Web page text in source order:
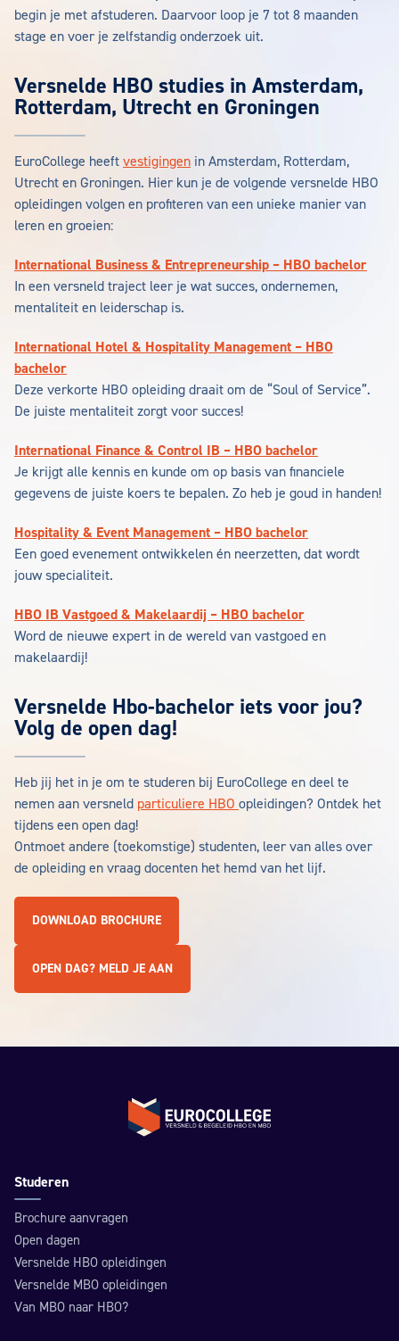
begin je met afstuderen. Daarvoor loop je 7 tot 8 maanden
stage en voer je zelfstandig onderzoek uit.
Versnelde HBO studies in Amsterdam,
Rotterdam, Utrecht en Groningen
EuroCollege heeft vestigingen in Amsterdam, Rotterdam,
Utrecht en Groningen. Hier kun je de volgende versnelde HBO
opleidingen volgen en profiteren van een unieke manier van
leren en groeien:
International Business & Entrepreneurship – HBO bachelor
In een versneld traject leer je wat succes, ondernemen,
mentaliteit en leiderschap is.
International Hotel & Hospitality Management – HBO
bachelor
Deze verkorte HBO opleiding draait om de “Soul of Service”.
De juiste mentaliteit zorgt voor succes!
International Finance & Control IB – HBO bachelor
Je krijgt alle kennis en kunde om op basis van financiele
gegevens de juiste koers te bepalen. Zo heb je goud in handen!
Hospitality & Event Management – HBO bachelor
Een goed evenement ontwikkelen én neerzetten, dat wordt
jouw specialiteit.
HBO IB Vastgoed & Makelaardij – HBO bachelor
Word de nieuwe expert in de wereld van vastgoed en
makelaardij!
Versnelde Hbo-bachelor iets voor jou?
Volg de open dag!
Heb jij het in je om te studeren bij EuroCollege en deel te
nemen aan versneld particuliere HBO opleidingen? Ontdek het
tijdens een open dag!
Ontmoet andere (toekomstige) studenten, leer van alles over
de opleiding en vraag docenten het hemd van het lijf.
DOWNLOAD BROCHURE
OPEN DAG? MELD JE AAN
Terug naar de homepage
Studeren
Brochure aanvragen
Open dagen
Versnelde HBO opleidingen
Versnelde MBO opleidingen
Van MBO naar HBO?